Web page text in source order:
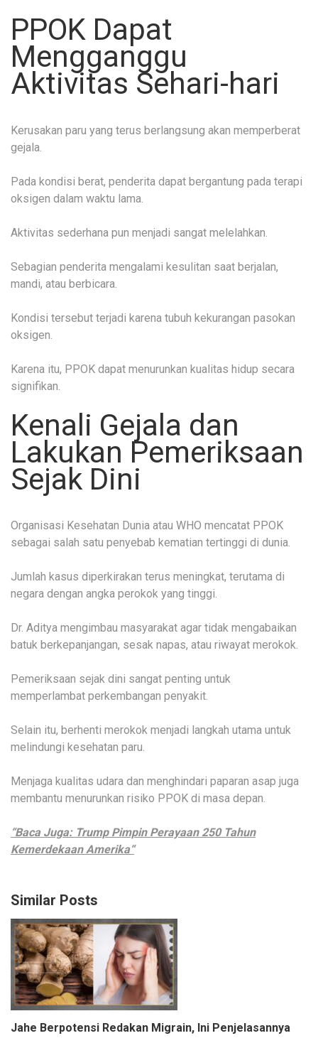
PPOK Dapat
Mengganggu
Aktivitas Sehari-hari
Kerusakan paru yang terus berlangsung akan memperberat
gejala.
Pada kondisi berat, penderita dapat bergantung pada terapi
oksigen dalam waktu lama.
Aktivitas sederhana pun menjadi sangat melelahkan.
Sebagian penderita mengalami kesulitan saat berjalan,
mandi, atau berbicara.
Kondisi tersebut terjadi karena tubuh kekurangan pasokan
oksigen.
Karena itu, PPOK dapat menurunkan kualitas hidup secara
signifikan.
Kenali Gejala dan
Lakukan Pemeriksaan
Sejak Dini
Organisasi Kesehatan Dunia atau WHO mencatat PPOK
sebagai salah satu penyebab kematian tertinggi di dunia.
Jumlah kasus diperkirakan terus meningkat, terutama di
negara dengan angka perokok yang tinggi.
Dr. Aditya mengimbau masyarakat agar tidak mengabaikan
batuk berkepanjangan, sesak napas, atau riwayat merokok.
Pemeriksaan sejak dini sangat penting untuk
memperlambat perkembangan penyakit.
Selain itu, berhenti merokok menjadi langkah utama untuk
melindungi kesehatan paru.
Menjaga kualitas udara dan menghindari paparan asap juga
membantu menurunkan risiko PPOK di masa depan.
“Baca Juga: Trump Pimpin Perayaan 250 Tahun
Kemerdekaan Amerika“
Similar Posts
Jahe Berpotensi Redakan Migrain, Ini Penjelasannya